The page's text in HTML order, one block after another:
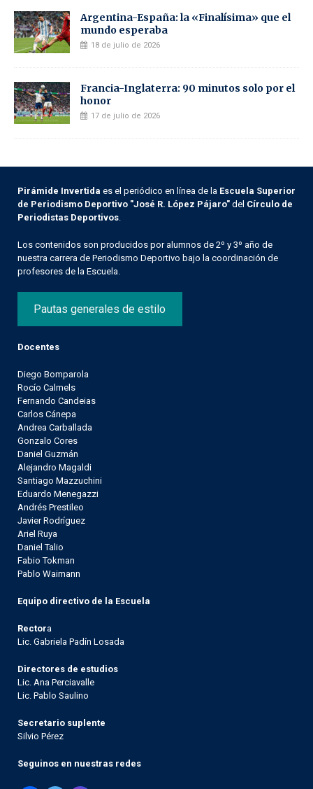
Argentina-España: la «Finalísima» que el
mundo esperaba
18 de julio de 2026
Francia-Inglaterra: 90 minutos solo por el
honor
17 de julio de 2026
Pirámide Invertida es el periódico en línea de la Escuela Superior
de Periodismo Deportivo "José R. López Pájaro" del Círculo de
Periodistas Deportivos
Los contenidos son producidos por alumnos de 2º y 3º año de
nuestra carrera de Periodismo Deportivo bajo la coordinación de
profesores de la Escuela.
Pautas generales de estilo
Docentes
Diego Bomparola
Rocío Calmels
Fernando Candeias
Carlos Cánepa
Andrea Carballada
Gonzalo Cores
Daniel Guzmán
Alejandro Magaldi
Santiago Mazzuchini
Eduardo Menegazzi
Andrés Prestileo
Javier Rodríguez
Ariel Ruya
Daniel Talio
Fabio Tokman
Pablo Waimann
Equipo directivo de la Escuela
Rectora
Lic. Gabriela Padín Losada
Directores de estudios
Lic. Ana Perciavalle
Lic. Pablo Saulino
Secretario suplente
Silvio Pérez
Seguinos en nuestras redes